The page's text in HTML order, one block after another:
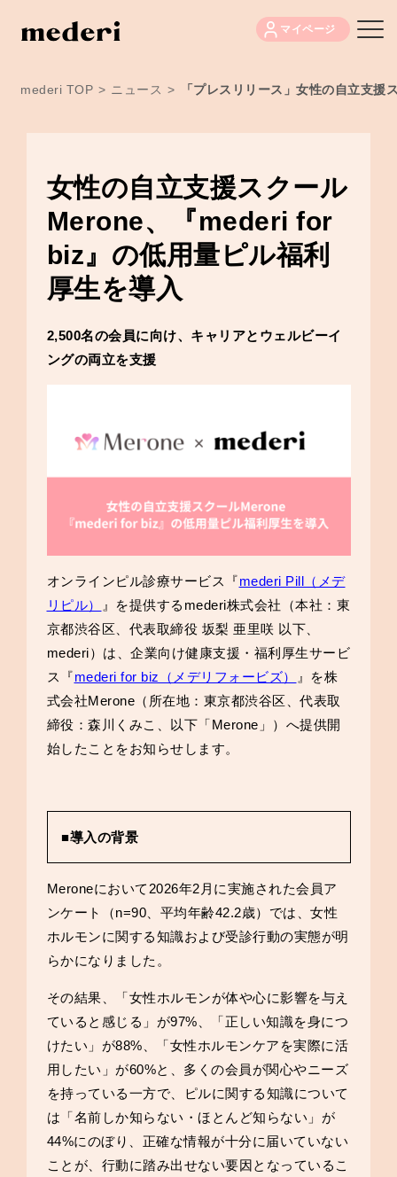
マイページ
mederi TOP > ニュース > 「プレスリリース」女性の自立支
女性の自立支援スクール
Merone、『mederi for
biz』の低用量ピル福利
厚生を導入
2,500名の会員に向け、キャリアとウェルビーイ
ングの両立を支援
オンラインピル診療サービス『mederi Pill（メデ
リピル）
』を提供するmederi株式会社（本社：東
京都渋谷区、代表取締役 坂梨 亜里咲 以下、
mederi）は、企業向け健康支援・福利厚生サービ
ス『mederi for biz（メデリフォービズ）
』を株
式会社Merone（所在地：東京都渋谷区、代表取
締役：森川くみこ、以下「Merone」）へ提供開
始したことをお知らせします。
■導入の背景
Meroneにおいて2026年2月に実施された会員ア
ンケート（n=90、平均年齢42.2歳）では、女性
ホルモンに関する知識および受診行動の実態が明
らかになりました。
その結果、「女性ホルモンが体や心に影響を与え
ていると感じる」が97%、「正しい知識を身につ
けたい」が88%、「女性ホルモンケアを実際に活
用したい」が60%と、多くの会員が関心やニーズ
を持っている一方で、ピルに関する知識について
は「名前しか知らない・ほとんど知らない」が
44%にのぼり、正確な情報が十分に届いていない
ことが、行動に踏み出せない要因となっているこ